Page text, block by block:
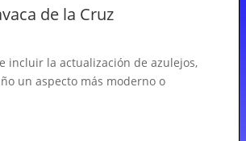
de la Cruz
incluir la actualización de azulejos,
un aspecto más moderno o